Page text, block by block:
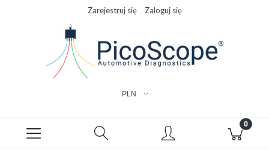
Zarejestruj się Zaloguj się